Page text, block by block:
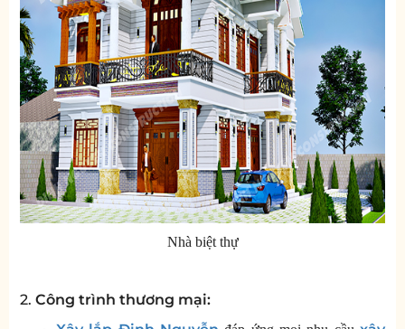
Nhà biệt thự
2. Công trình thương mại: